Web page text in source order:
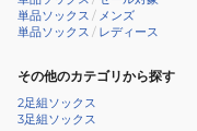
単品ソックス / メンズ
単品ソックス / レディース
その他のカテゴリから探す
2足組ソックス
3足組ソックス